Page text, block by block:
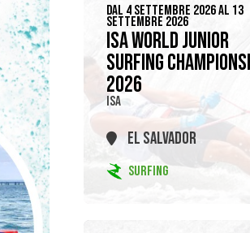
DAL 4 SETTEMBRE 2026 AL 13
SETTEMBRE 2026
ISA WORLD JUNIOR
SURFING
2026
ISA
EL SALVADOR
SURFING